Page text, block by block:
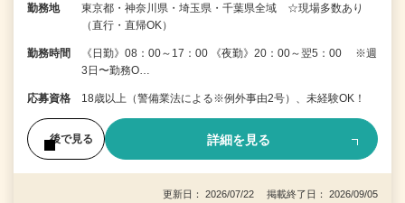
勤務地
東京都・神奈川県・埼玉県・千葉県全域 ☆現場多数あり
（直行・直帰OK）
勤務時間
《日勤》08：00～17：00 《夜勤》20：00～翌5：00 ※週
3日〜勤務O…
応募資格 18歳以上（警備業法による※例外事由2号）、未経験OK！
後で見る 詳細を見る
更新日： 2026/07/22 掲載終了日： 2026/09/05